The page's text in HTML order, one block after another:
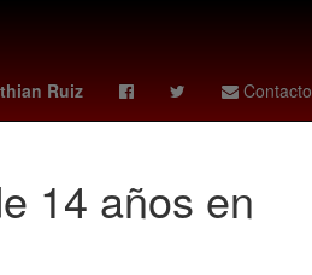
Ruiz Contacto
España HBO
14 años en